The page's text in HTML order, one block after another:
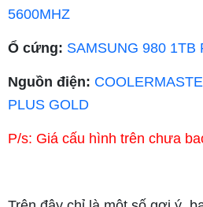
5600MHZ
Ổ cứng: SAMSUNG 980 1TB
Nguồn điện:
PLUS GOLD
P/s: Giá cấu hình trên chưa